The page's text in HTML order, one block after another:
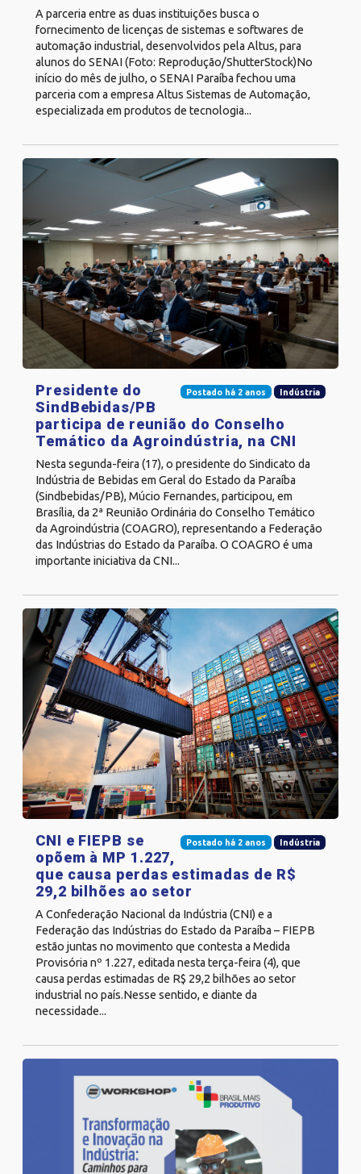
A parceria entre as duas instituições busca o
fornecimento de licenças de sistemas e softwares de
automação industrial, desenvolvidos pela Altus, para
alunos do SENAI (Foto: Reprodução/ShutterStock)No
início do mês de julho, o SENAI Paraíba fechou uma
parceria com a empresa Altus Sistemas de Automação,
especializada em produtos de tecnologia...
Postado há 2 anos Indústria
Presidente do
SindBebidas/PB
participa de reunião do Conselho
Temático da Agroindústria, na CNI
Nesta segunda-feira (17), o presidente do Sindicato da
Indústria de Bebidas em Geral do Estado da Paraíba
(Sindbebidas/PB), Múcio Fernandes, participou, em
Brasília, da 2ª Reunião Ordinária do Conselho Temático
da Agroindústria (COAGRO), representando a Federação
das Indústrias do Estado da Paraíba. O COAGRO é uma
importante iniciativa da CNI...
Postado há 2 anos Indústria
CNI e FIEPB se
opõem à MP 1.227,
que causa perdas estimadas de R$
29,2 bilhões ao setor
A Confederação Nacional da Indústria (CNI) e a
Federação das Indústrias do Estado da Paraíba – FIEPB
estão juntas no movimento que contesta a Medida
Provisória nº 1.227, editada nesta terça-feira (4), que
causa perdas estimadas de R$ 29,2 bilhões ao setor
industrial no país.Nesse sentido, e diante da
necessidade...